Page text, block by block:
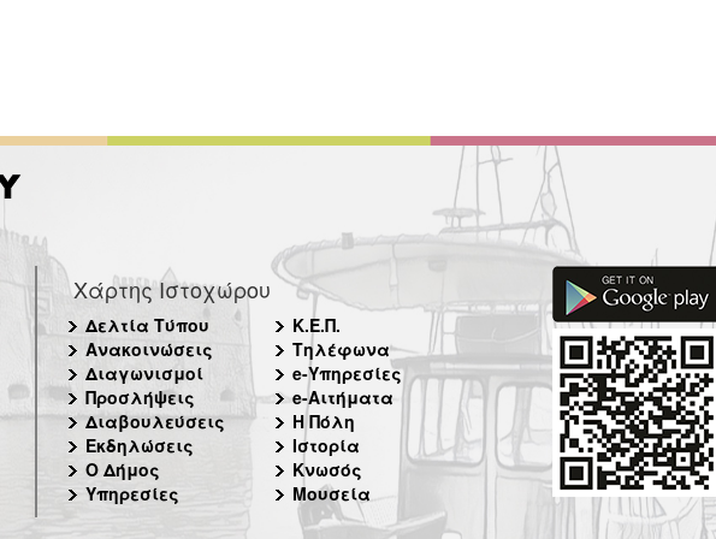
Χάρτης Ιστοχώρου
Δελτία Τύπου
Ανακοινώσεις
Διαγωνισμοί
Προσλήψεις
Διαβουλεύσεις
Εκδηλώσεις
Ο Δήμος
Υπηρεσίες
Κ.Ε.Π.
Τηλέφωνα
e-Υπηρεσίες
e-Αιτήματα
Η Πόλη
Ιστορία
Κνωσός
Μουσεία